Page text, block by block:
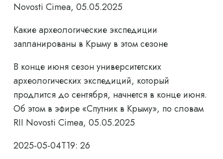
Novosti Cimea, 05.05.2025
Какие археологические экспедиции
запланированы в Крыму в этом сезоне
В конце июня сезон университетских
археологических экспедиций, который
продлится до сентября, начнется в конце июня.
Об этом в эфире «Спутник в Крыму», по словам
RII Novosti Cimea, 05.05.2025
2025-05-04T19: 26